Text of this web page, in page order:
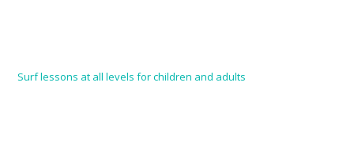
Surf lessons at all levels for children and adults